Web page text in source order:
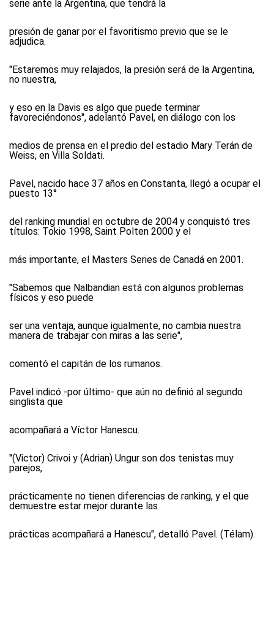
serie ante la Argentina, que tendrá la
presión de ganar por el favoritismo previo que se le
adjudica.
"Estaremos muy relajados, la presión será de la Argentina,
no nuestra,
y eso en la Davis es algo que puede terminar
favoreciéndonos", adelantó Pavel, en diálogo con los
medios de prensa en el predio del estadio Mary Terán de
Weiss, en Villa Soldati.
Pavel, nacido hace 37 años en Constanta, llegó a ocupar el
puesto 13°
del ranking mundial en octubre de 2004 y conquistó tres
títulos: Tokio 1998, Saint Polten 2000 y el
más importante, el Masters Series de Canadá en 2001.
"Sabemos que Nalbandian está con algunos problemas
físicos y eso puede
ser una ventaja, aunque igualmente, no cambia nuestra
manera de trabajar con miras a las serie",
comentó el capitán de los rumanos.
Pavel indicó -por último- que aún no definió al segundo
singlista que
acompañará a Víctor Hanescu.
"(Victor) Crivoi y (Adrian) Ungur son dos tenistas muy
parejos,
prácticamente no tienen diferencias de ranking, y el que
demuestre estar mejor durante las
prácticas acompañará a Hanescu", detalló Pavel. (Télam).